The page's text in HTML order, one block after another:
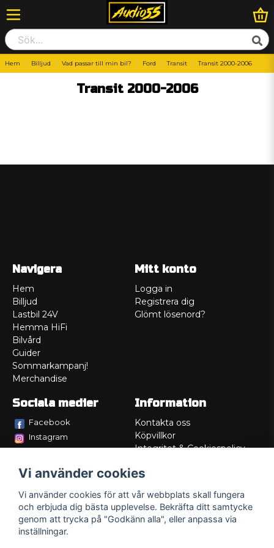
Hem Billjud Vad passar till min bil? Ford Transit Transit 2000-2006
Transit 2000-2006
Navigera
Hem
Billjud
Lastbil 24V
Hemma HiFi
Bilvård
Guider
Sommarkampanj!
Merchandise
Mitt konto
Logga in
Registrera dig
Glömt lösenord?
Sociala medier
Facebook
Instagram
Information
Kontakta oss
Köpvillkor
Integritet & Cookiespolicy
Service/Garanti
Lådritning
Om oss
Vi använder cookies
Vi använder cookies för att vår webbplats skall fungera
och erbjuda dig bästa upplevelse. Bekräfta ditt samtycke
genom att trycka på "Godkänn alla", eller anpassa via
inställningar.